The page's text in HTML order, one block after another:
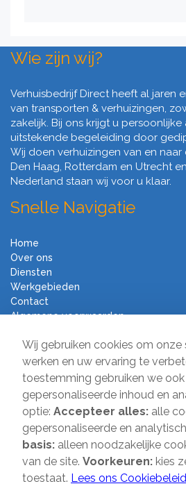
Wij gebruiken cookies om
werken en uw ervaring te
toestemming gebruiken we
gepersonaliseerde inhoud en
optie: Accepteer alles: alle
gepersonaliseerde en
basis: alleen noodzakelijke
van de site. Voorkeuren: kies
toestaat. Lees ons
Wie zijn wij?
Verhuisbedrijf Direct heeft al jaren
van transporten & verhuizingen,
zakelijk. Bij ons krijgt u
uitstekende begeleiding door
Wij doen verhuizingen van en naar
Den Haag, Rotterdam en Utrecht
Nederland staan wij voor u klaar.
Snelle Navigatie
Home
Over ons
Diensten
Werkgebieden
Contact
Algemene voorwaarden
Verhuisbedrijf Direct
Sir Winston Churchilllaan 231
2282 JR Rijswijk
085-2013 070
info@verhuisbedrijfdirect.nl